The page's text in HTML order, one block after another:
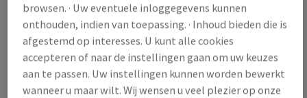
Verpakkingsaantallen
Pak
− +
browsen. · Uw eventuele inloggegevens kunnen
onthouden, indien van toepassing. · Inhoud bieden die is
afgestemd op interesses. U kunt alle cookies
accepteren of naar de instellingen gaan om uw keuzes
aan te passen. Uw instellingen kunnen worden bewerkt
wanneer u maar wilt. Wij wensen u veel plezier op onze